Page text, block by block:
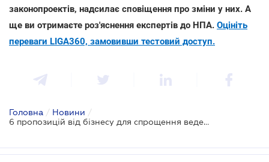
законопроектів, надсилає сповіщення про зміни у них. А
ще ви отримаєте роз'яснення експертів до НПА. Оцініть
переваги LIGA360, замовивши тестовий доступ.
Головна / Новини /
6 пропозицій від бізнесу для спрощення ведення податкового обліку та звітності